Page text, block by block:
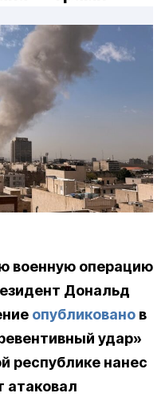
военную операцию
Дональд
опубликовано в
удар»
республике нанес
атаковал